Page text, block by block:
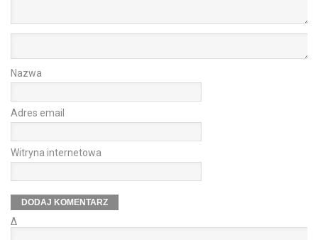
Nazwa
Adres email
Witryna internetowa
Δ